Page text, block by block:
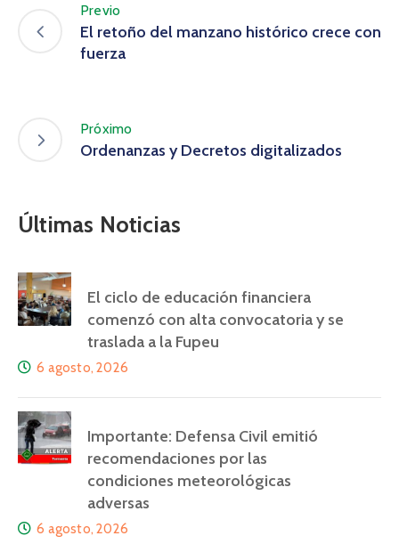
Previo
El retoño del manzano histórico crece con
fuerza
Próximo
Ordenanzas y Decretos digitalizados
Últimas Noticias
El ciclo de educación financiera
comenzó con alta convocatoria y se
traslada a la Fupeu
6 agosto, 2026
Importante: Defensa Civil emitió
recomendaciones por las
condiciones meteorológicas
adversas
6 agosto, 2026